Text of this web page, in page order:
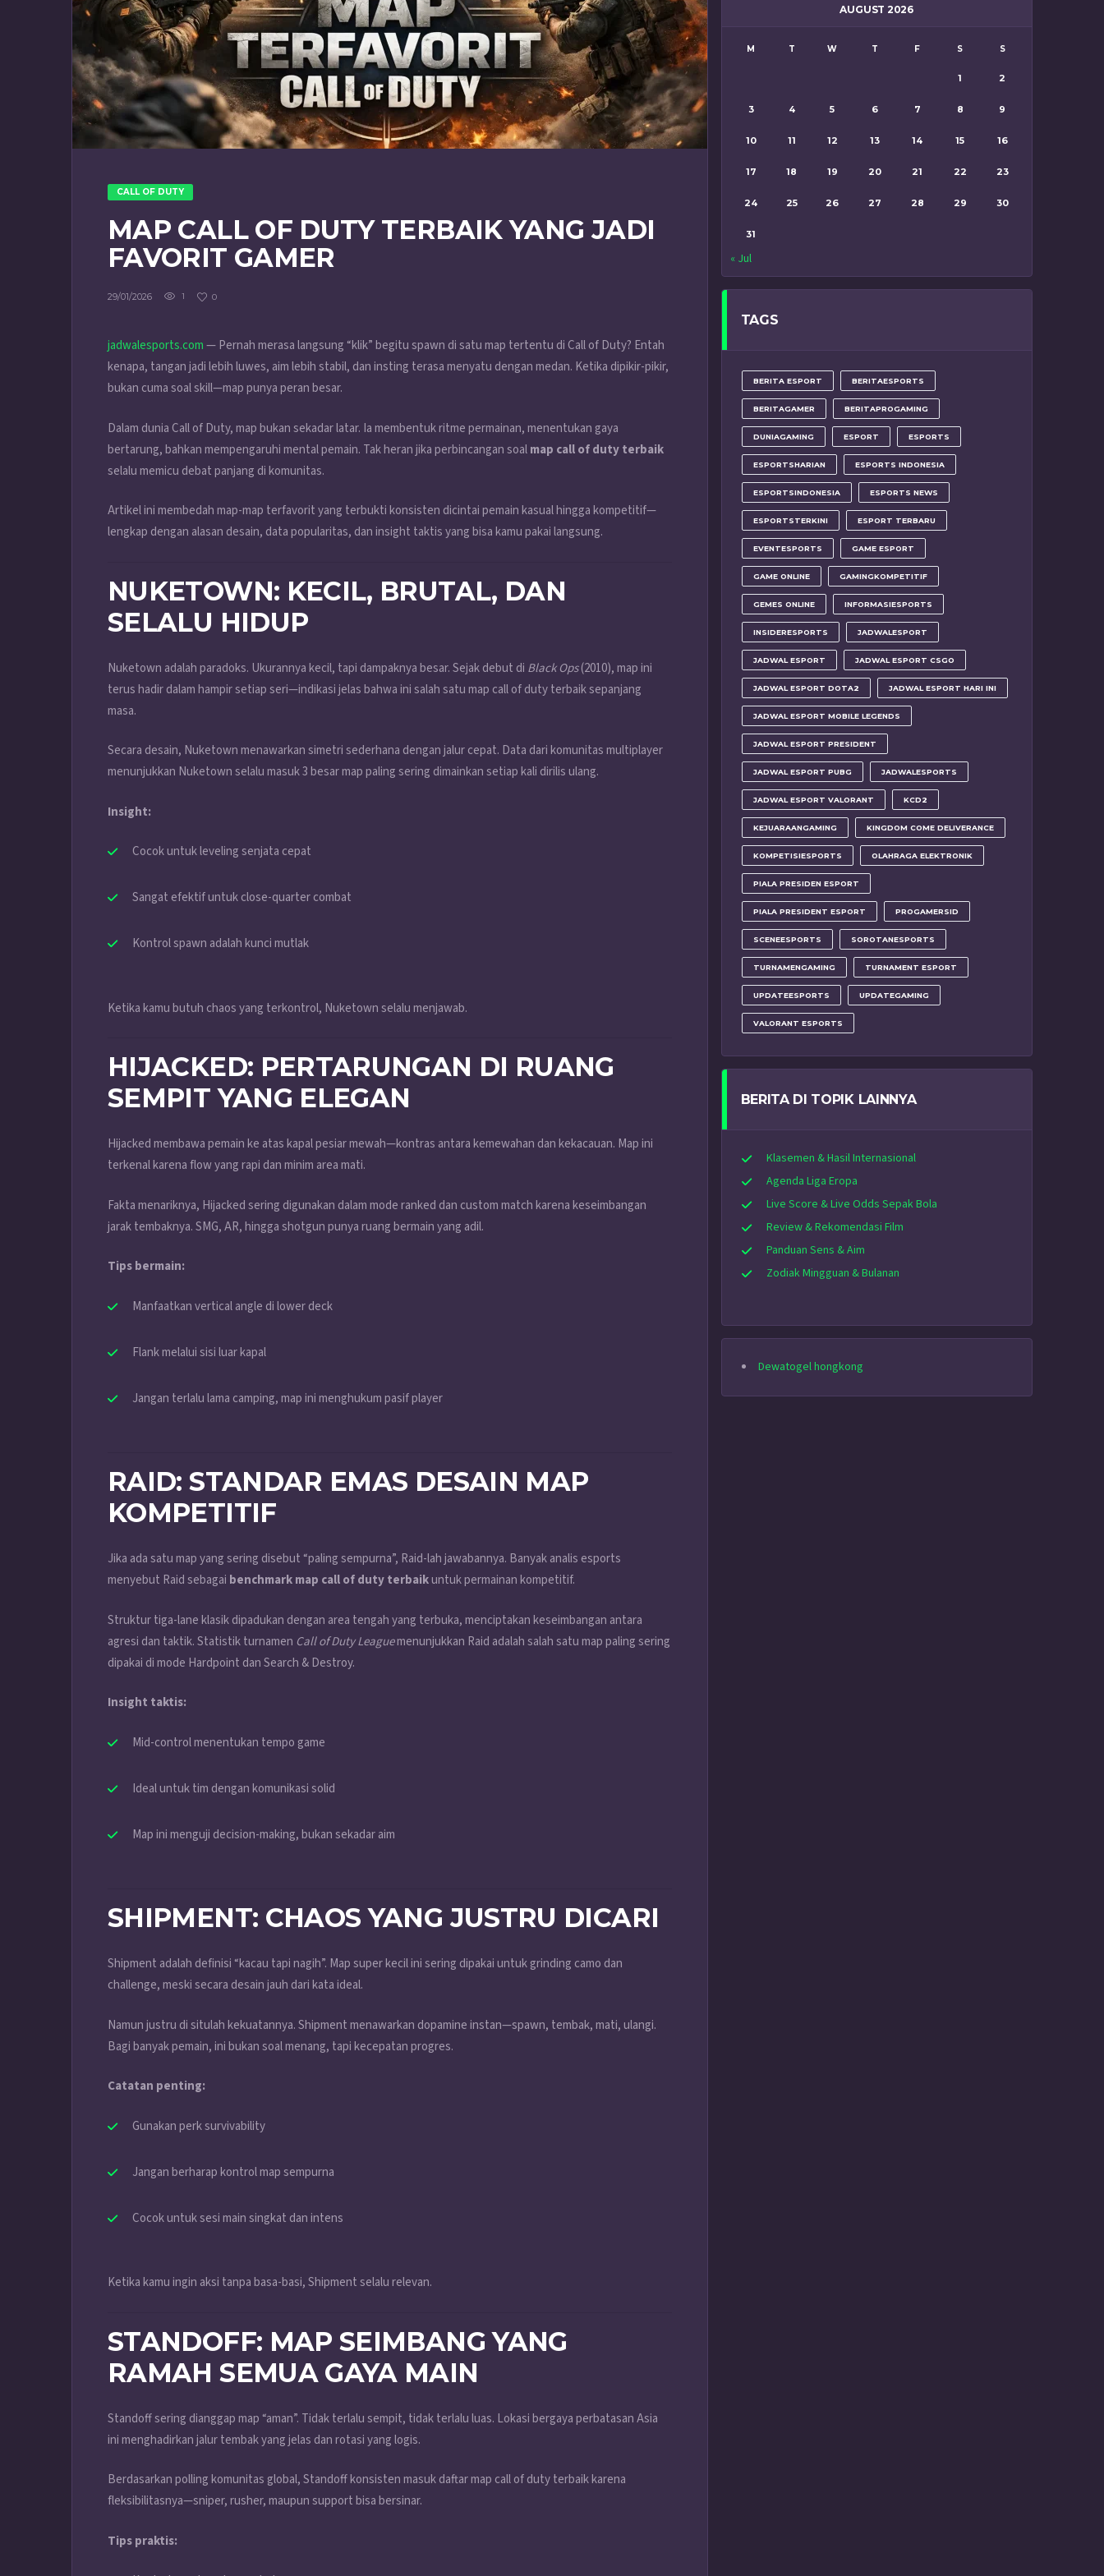
CALL OF DUTY
MAP CALL OF DUTY TERBAIK YANG JADI
FAVORIT GAMER
29/01/2026 1 0
jadwalesports.com— Pernah merasa langsung “klik” begitu spawn di satu map tertentu di Call of Duty? Entah
kenapa, tangan jadi lebih luwes, aim lebih stabil, dan insting terasa menyatu dengan medan. Ketika dipikir-pikir,
bukan cuma soal skill—map punya peran besar.
Dalam dunia Call of Duty, map bukan sekadar latar. Ia membentuk ritme permainan, menentukan gaya
bertarung, bahkan mempengaruhi mental pemain. Tak heran jika perbincangan soalmap call of duty terbaik
selalu memicu debat panjang di komunitas.
Artikel ini membedah map-map terfavorit yang terbukti konsisten dicintai pemain kasual hingga kompetitif—
lengkap dengan alasan desain, data popularitas, dan insight taktis yang bisa kamu pakai langsung.
NUKETOWN: KECIL, BRUTAL, DAN
SELALU HIDUP
Nuketown adalah paradoks. Ukurannya kecil, tapi dampaknya besar. Sejak debut di Black Ops(2010), map ini
terus hadir dalam hampir setiap seri—indikasi jelas bahwa ini salah satu map call of duty terbaik sepanjang
masa.
Secara desain, Nuketown menawarkan simetri sederhana dengan jalur cepat. Data dari komunitas multiplayer
menunjukkan Nuketown selalu masuk 3 besar map paling sering dimainkan setiap kali dirilis ulang.
Insight:
Cocok untuk leveling senjata cepat
Sangat efektif untuk close-quarter combat
Kontrol spawn adalah kunci mutlak
Ketika kamu butuh chaos yang terkontrol, Nuketown selalu menjawab.
HIJACKED: PERTARUNGAN DI RUANG
SEMPIT YANG ELEGAN
Hijacked membawa pemain ke atas kapal pesiar mewah—kontras antara kemewahan dan kekacauan. Map ini
terkenal karena flow yang rapi dan minim area mati.
Fakta menariknya, Hijacked sering digunakan dalam mode ranked dan custom match karena keseimbangan
jarak tembaknya. SMG, AR, hingga shotgun punya ruang bermain yang adil.
Tips bermain:
Manfaatkan vertical angle di lower deck
Flank melalui sisi luar kapal
Jangan terlalu lama camping, map ini menghukum pasif player
RAID: STANDAR EMAS DESAIN MAP
KOMPETITIF
Jika ada satu map yang sering disebut “paling sempurna”, Raid-lah jawabannya. Banyak analis esports
menyebut Raid sebagai benchmark map call of duty terbaikuntuk permainan kompetitif.
Struktur tiga-lane klasik dipadukan dengan area tengah yang terbuka, menciptakan keseimbangan antara
agresi dan taktik. Statistik turnamen Call of Duty Leaguemenunjukkan Raid adalah salah satu map paling sering
dipakai di mode Hardpoint dan Search & Destroy.
Insight taktis:
Mid-control menentukan tempo game
Ideal untuk tim dengan komunikasi solid
Map ini menguji decision-making, bukan sekadar aim
SHIPMENT: CHAOS YANG JUSTRU DICARI
Shipment adalah definisi “kacau tapi nagih”. Map super kecil ini sering dipakai untuk grinding camo dan
challenge, meski secara desain jauh dari kata ideal.
Namun justru di situlah kekuatannya. Shipment menawarkan dopamine instan—spawn, tembak, mati, ulangi.
Bagi banyak pemain, ini bukan soal menang, tapi kecepatan progres.
Catatan penting:
Gunakan perk survivability
Jangan berharap kontrol map sempurna
Cocok untuk sesi main singkat dan intens
Ketika kamu ingin aksi tanpa basa-basi, Shipment selalu relevan.
STANDOFF: MAP SEIMBANG YANG
RAMAH SEMUA GAYA MAIN
Standoff sering dianggap map “aman”. Tidak terlalu sempit, tidak terlalu luas. Lokasi bergaya perbatasan Asia
ini menghadirkan jalur tembak yang jelas dan rotasi yang logis.
Berdasarkan polling komunitas global, Standoff konsisten masuk daftar map call of duty terbaik karena
fleksibilitasnya—sniper, rusher, maupun support bisa bersinar.
Tips praktis:
AUGUST 2026
M T W T F S S
1 2
3 4 5 6 7 8 9
10 11 12 13 14 15 16
17 18 19 20 21 22 23
24 25 26 27 28 29 30
31
« Jul
TAGS
BERITA ESPORT BERITAESPORTS
BERITAGAMER BERITAPROGAMING
DUNIAGAMING ESPORT ESPORTS
ESPORTSHARIAN ESPORTS INDONESIA
ESPORTSINDONESIA ESPORTS NEWS
ESPORTSTERKINI ESPORT TERBARU
EVENTESPORTS GAME ESPORT
GAME ONLINE GAMINGKOMPETITIF
GEMES ONLINE INFORMASIESPORTS
INSIDERESPORTS JADWALESPORT
JADWAL ESPORT JADWAL ESPORT CSGO
JADWAL ESPORT DOTA2 JADWAL ESPORT HARI INI
JADWAL ESPORT MOBILE LEGENDS
JADWAL ESPORT PRESIDENT
JADWAL ESPORT PUBG JADWALESPORTS
JADWAL ESPORT VALORANT KCD2
KEJUARAANGAMING KINGDOM COME DELIVERANCE
KOMPETISIESPORTS OLAHRAGA ELEKTRONIK
PIALA PRESIDEN ESPORT
PIALA PRESIDENT ESPORT PROGAMERSID
SCENEESPORTS SOROTANESPORTS
TURNAMENGAMING TURNAMENT ESPORT
UPDATEESPORTS UPDATEGAMING
VALORANT ESPORTS
BERITA DI TOPIK LAINNYA
Klasemen & Hasil Internasional
Agenda Liga Eropa
Live Score & Live Odds Sepak Bola
Review & Rekomendasi Film
Panduan Sens & Aim
Zodiak Mingguan & Bulanan
Dewatogel hongkong